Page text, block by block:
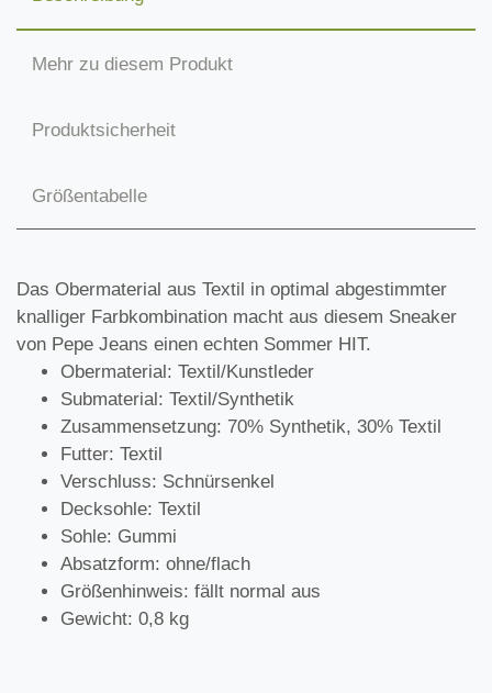
Mehr zu diesem Produkt
Produktsicherheit
Größentabelle
Das Obermaterial aus Textil in optimal abgestimmter
knalliger Farbkombination macht aus diesem Sneaker
von Pepe Jeans einen echten Sommer HIT.
Obermaterial: Textil/Kunstleder
Submaterial: Textil/Synthetik
Zusammensetzung: 70% Synthetik, 30% Textil
Futter: Textil
Verschluss: Schnürsenkel
Decksohle: Textil
Sohle: Gummi
Absatzform: ohne/flach
Größenhinweis: fällt normal aus
Gewicht: 0,8 kg